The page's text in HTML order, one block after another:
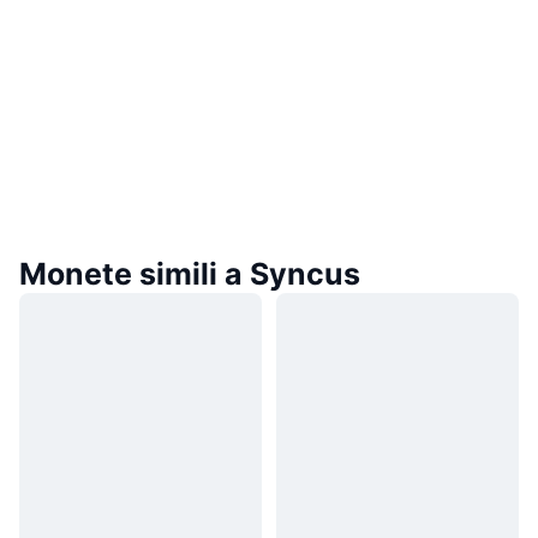
Monete simili a Syncus